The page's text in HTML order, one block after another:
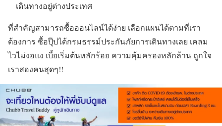
เดินทางอยู่ต่างประเทศ
ที่สำคัญสามารถซื้อออนไลน์ได้ง่าย เลือกแผนได้ตามที่เรา
ต้องการ ซื้อปุ๊ปได้กรมธรรม์ประกันภัยการเดินทางเลย เคลม
ไวไม่งอแง เบี้ยเริ่มต้นหลักร้อย ความคุ้มครองหลักล้าน ถูกใจ
เราสองคนสุดๆ!!